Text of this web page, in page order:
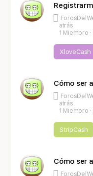
atrás
1 Miembro ·
XloveCash
Cómo ser
atrás
1 Miembro ·
StripCash
Cómo ser